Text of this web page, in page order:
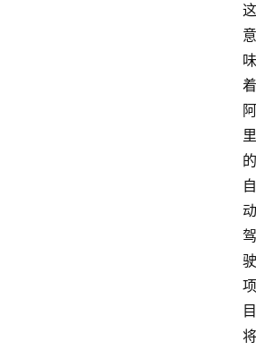
这
意
味
着
阿
里
的
自
动
驾
驶
项
目
将